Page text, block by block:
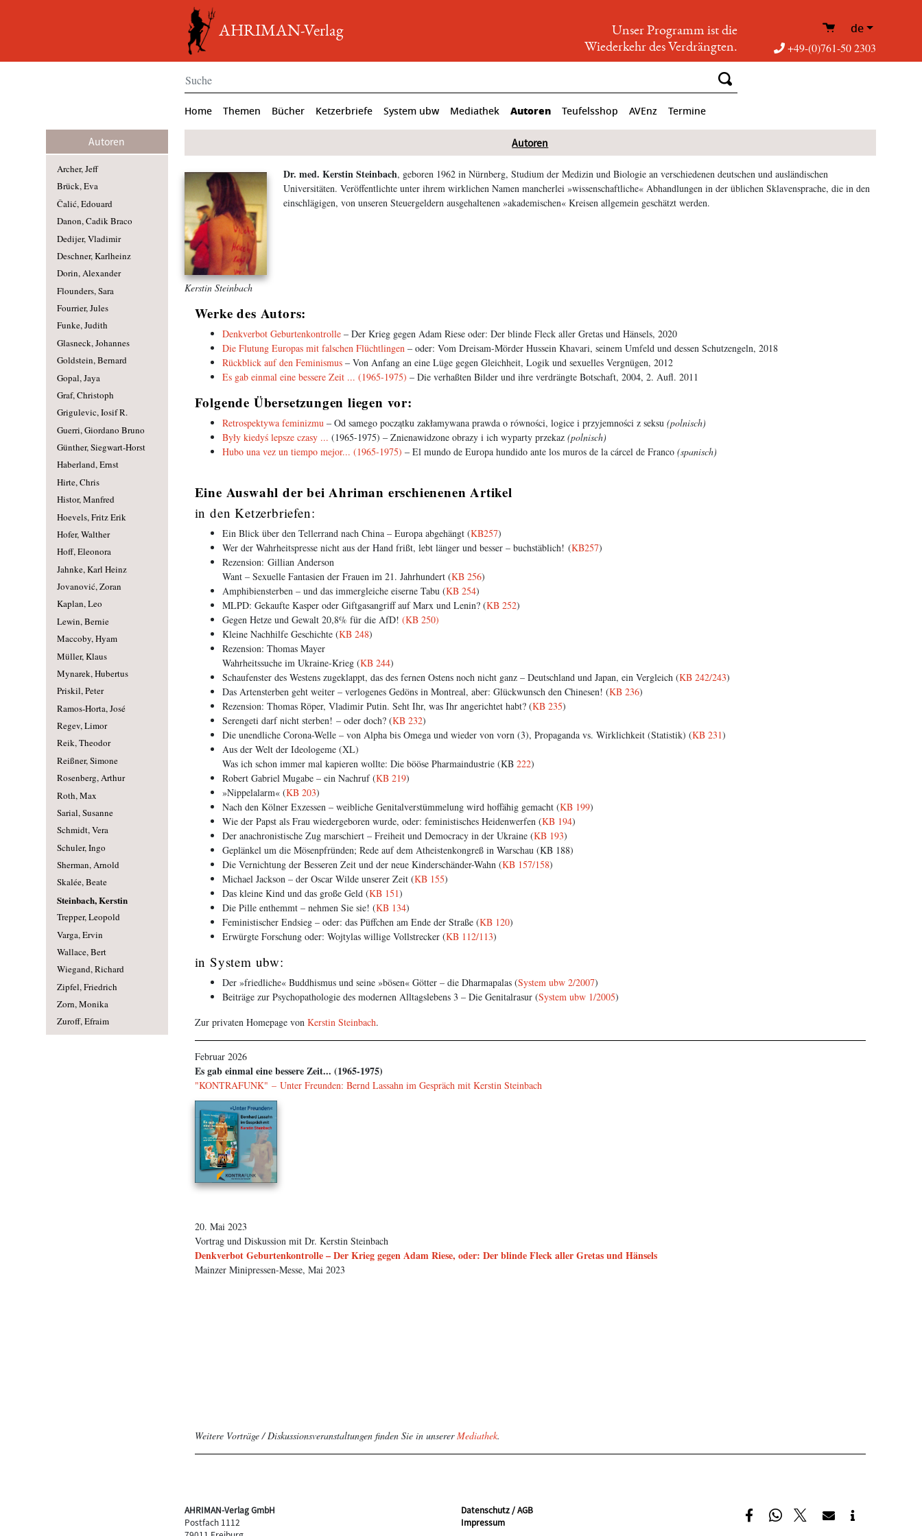
AHRIMAN-Verlag
Unser Programm ist die
Wiederkehr des Verdrängten.
de
+49-(0)761-50 2303
Home Themen Bücher Ketzerbriefe System ubw Mediathek Autoren Teufelsshop AVEnz Termine
Autoren
Archer, Jeff
Brück, Eva
Čalić, Edouard
Danon, Cadik Braco
Dedijer, Vladimir
Deschner, Karlheinz
Dorin, Alexander
Flounders, Sara
Fourrier, Jules
Funke, Judith
Glasneck, Johannes
Goldstein, Bernard
Gopal, Jaya
Graf, Christoph
Grigulevic, Iosif R.
Guerri, Giordano Bruno
Günther, Siegwart-Horst
Haberland, Ernst
Hirte, Chris
Histor, Manfred
Hoevels, Fritz Erik
Hofer, Walther
Hoff, Eleonora
Jahnke, Karl Heinz
Jovanović, Zoran
Kaplan, Leo
Lewin, Bernie
Maccoby, Hyam
Müller, Klaus
Mynarek, Hubertus
Priskil, Peter
Ramos-Horta, José
Regev, Limor
Reik, Theodor
Reißner, Simone
Rosenberg, Arthur
Roth, Max
Sarial, Susanne
Schmidt, Vera
Schuler, Ingo
Sherman, Arnold
Skalée, Beate
Steinbach, Kerstin
Trepper, Leopold
Varga, Ervin
Wallace, Bert
Wiegand, Richard
Zipfel, Friedrich
Zorn, Monika
Zuroff, Efraim
Autoren
Kerstin Steinbach
Dr. med. Kerstin Steinbach, geboren 1962 in Nürnberg, Studium der Medizin und Biologie an verschiedenen deutschen und ausländischen
Universitäten. Veröffentlichte unter ihrem wirklichen Namen mancherlei »wissenschaftliche« Abhandlungen in der üblichen Sklavensprache, die in den
einschlägigen, von unseren Steuergeldern ausgehaltenen »akademischen« Kreisen allgemein geschätzt werden.
Werke des Autors:
Denkverbot Geburtenkontrolle‒ Der Krieg gegen Adam Riese oder: Der blinde Fleck aller Gretas und Hänsels, 2020
Die Flutung Europas mit falschen Flüchtlingen‒ oder: Vom Dreisam-Mörder Hussein Khavari, seinem Umfeld und dessen Schutzengeln, 2018
Rückblick auf den Feminismus‒ Von Anfang an eine Lüge gegen Gleichheit, Logik und sexuelles Vergnügen, 2012
Es gab einmal eine bessere Zeit ... (1965-1975) ‒ Die verhaßten Bilder und ihre verdrängte Botschaft, 2004, 2. Aufl. 2011
Folgende Übersetzungen liegen vor:
Retrospektywa feminizmu‒ Od samego początku zakłamywana prawda o równości, logice i przyjemności z seksu(polnisch)
Były kiedyś lepsze czasy ... (1965-1975) ‒ Znienawidzone obrazy i ich wyparty przekaz (polnisch)
Hubo una vez un tiempo mejor... (1965-1975) ‒ El mundo de Europa hundido ante los muros de la cárcel de Franco(spanisch)
Eine Auswahl der bei Ahriman erschienenen Artikel
in den Ketzerbriefen:
Ein Blick über den Tellerrand nach China – Europa abgehängt (KB257)
Wer der Wahrheitspresse nicht aus der Hand frißt, lebt länger und besser – buchstäblich! (KB257)
Rezension: Gillian Anderson
Want – Sexuelle Fantasien der Frauen im 21. Jahrhundert (KB 256)
Amphibiensterben – und das immergleiche eiserne Tabu (KB 254)
MLPD: Gekaufte Kasper oder Giftgasangriff auf Marx und Lenin? (KB 252)
Gegen Hetze und Gewalt 20,8% für die AfD! (KB 250)
Kleine Nachhilfe Geschichte (KB 248)
Rezension: Thomas Mayer
Wahrheitssuche im Ukraine-Krieg (KB 244)
Schaufenster des Westens zugeklappt, das des fernen Ostens noch nicht ganz – Deutschland und Japan, ein Vergleich (KB 242/243)
Das Artensterben geht weiter – verlogenes Gedöns in Montreal, aber: Glückwunsch den Chinesen! (KB 236)
Rezension: Thomas Röper, Vladimir Putin. Seht Ihr, was Ihr angerichtet habt? (KB 235)
Serengeti darf nicht sterben! – oder doch? (KB 232)
Die unendliche Corona-Welle – von Alpha bis Omega und wieder von vorn (3), Propaganda vs. Wirklichkeit (Statistik) (KB 231)
Aus der Welt der Ideologeme (XL)
Was ich schon immer mal kapieren wollte: Die bööse Pharmaindustrie (KB 222)
Robert Gabriel Mugabe – ein Nachruf (KB 219)
»Nippelalarm« (KB 203)
Nach den Kölner Exzessen – weibliche Genitalverstümmelung wird hoffähig gemacht (KB 199)
Wie der Papst als Frau wiedergeboren wurde, oder: feministisches Heidenwerfen (KB 194)
Der anachronistische Zug marschiert – Freiheit und Democracy in der Ukraine (KB 193)
Geplänkel um die Mösenpfründen; Rede auf dem Atheistenkongreß in Warschau (KB 188)
Die Vernichtung der Besseren Zeit und der neue Kinderschänder-Wahn (KB 157/158)
Michael Jackson – der Oscar Wilde unserer Zeit (KB 155)
Das kleine Kind und das große Geld (KB 151)
Die Pille enthemmt – nehmen Sie sie! (KB 134)
Feministischer Endsieg – oder: das Püffchen am Ende der Straße (KB 120)
Erwürgte Forschung oder: Wojtylas willige Vollstrecker (KB 112/113)
in System ubw:
Der »friedliche« Buddhismus und seine »bösen« Götter – die Dharmapalas (System ubw 2/2007)
Beiträge zur Psychopathologie des modernen Alltagslebens 3 – Die Genitalrasur (System ubw 1/2005)
Zur privaten Homepage von Kerstin Steinbach.
Februar 2026
Es gab einmal eine bessere Zeit... (1965-1975)
"KONTRAFUNK" – Unter Freunden: Bernd Lassahn im Gespräch mit Kerstin Steinbach
20. Mai 2023
Vortrag und Diskussion mit Dr. Kerstin Steinbach
Denkverbot Geburtenkontrolle – Der Krieg gegen Adam Riese, oder: Der blinde Fleck aller Gretas und Hänsels
Mainzer Minipressen-Messe, Mai 2023
Weitere Vorträge / Diskussionsveranstaltungen finden Sie in unsererMediathek.
AHRIMAN-Verlag GmbH
Postfach 1112
Datenschutz / AGB
Impressum